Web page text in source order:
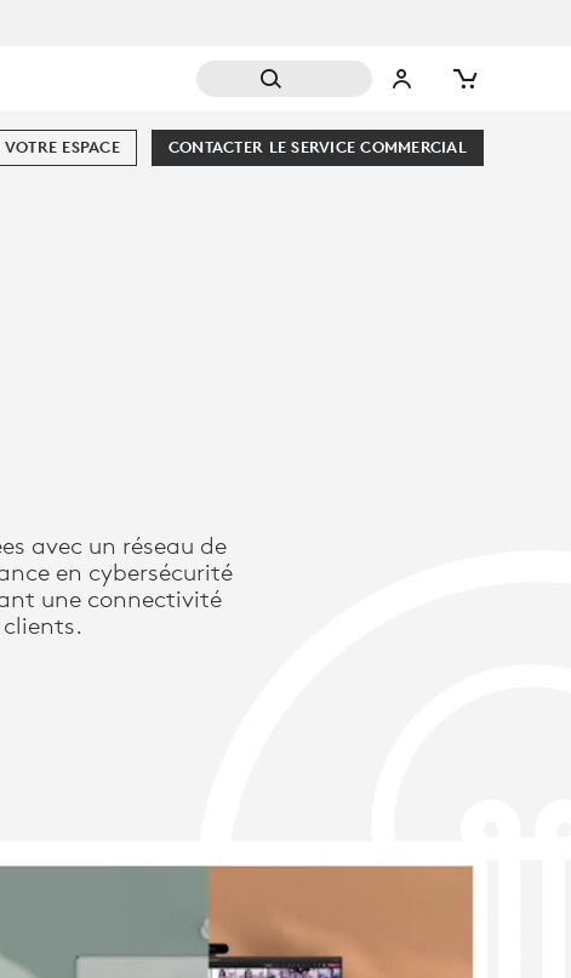
CONTACTER LE SERVICE COMMERCIAL
ESPACE
avec un réseau de
en cybersécurité
une connectivité